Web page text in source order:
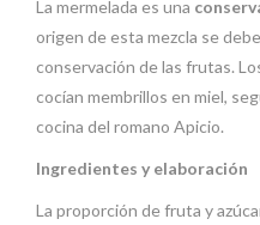
La mermelada es una
origen de esta mezcla se
conservación de las frutas.
cocían membrillos en miel,
cocina del romano Apicio.
Ingredientes y elaboración
La proporción de fruta y